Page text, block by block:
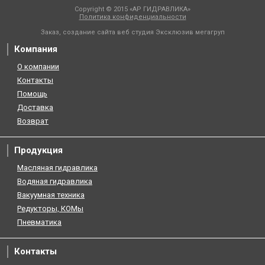
Copyright © 2015 «АР ГИДРАВЛИКА»
Политика конфиденциальности
Заказ, создание сайта веб студия Эксклюзив мегагруп
Компания
О компании
Контакты
Помощь
Доставка
Возврат
Продукция
Масляная гидравлика
Водяная гидравлика
Вакуумная техника
Редукторы, КОМы
Пневматика
Контакты